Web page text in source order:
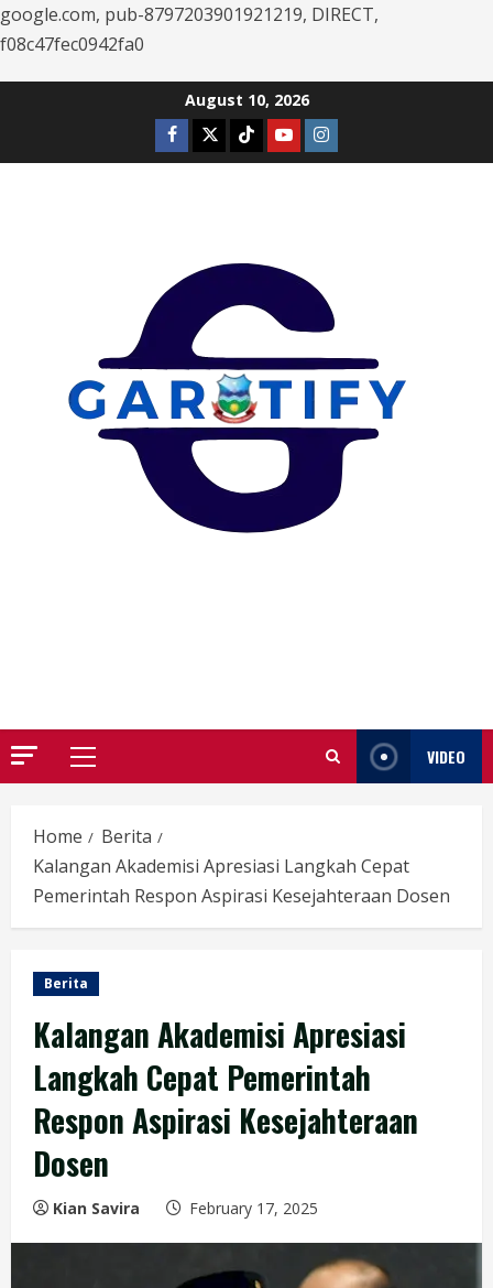
google.com, pub-8797203901921219, DIRECT,
f08c47fec0942fa0
August 10, 2026
Facebook
TwitterTiktokYoutubeInstagram
Primary
VIDEO
Home
Berita
Kalangan Akademisi Apresiasi Langkah Cepat
Pemerintah Respon Aspirasi Kesejahteraan Dosen
Berita
Kalangan Akademisi Apresiasi
Langkah Cepat Pemerintah
Respon Aspirasi Kesejahteraan
Dosen
Kian Savira February 17, 2025